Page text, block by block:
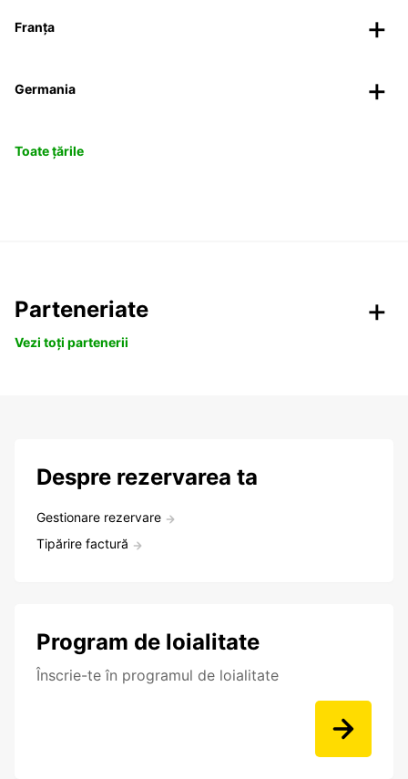
Franța
Germania
Toate țările
Parteneriate
Vezi toți partenerii
Despre rezervarea ta
Gestionare rezervare
Tipărire factură
Program de loialitate
Înscrie-te în programul de loialitate